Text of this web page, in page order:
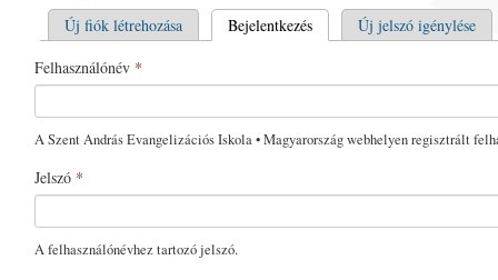
Elsődleges fülek
Új fiók létrehozása Bejelentkezés(aktív fül)Új jelszó igénylése
Felhasználónév *
A Szent András Evangelizációs Iskola • Magyarország webhelyen regisztrált
Jelszó *
A felhasználónévhez tartozó jelszó.